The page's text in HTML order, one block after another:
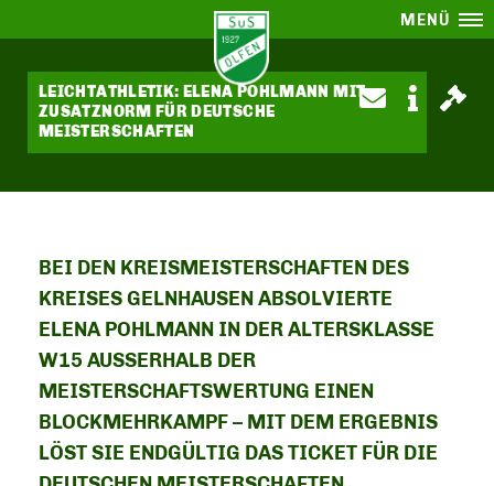
MENÜ
LEICHTATHLETIK: ELENA POHLMANN MIT
ZUSATZNORM FÜR DEUTSCHE
MEISTERSCHAFTEN
BEI DEN KREISMEISTERSCHAFTEN DES
KREISES GELNHAUSEN ABSOLVIERTE
ELENA POHLMANN IN DER ALTERSKLASSE
W15 AUSSERHALB DER M
EISTERSCHAFTSWERTUNG EINEN B
LOCKMEHRKAMPF – MIT DEM ERGEBNIS L
ÖST SIE ENDGÜLTIG DAS TICKET FÜR DIE D